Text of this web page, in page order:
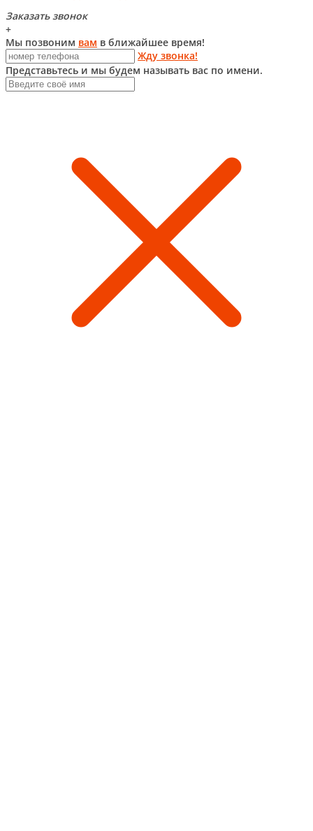
Заказать звонок
+
Мы позвоним вам в ближайшее время!
Жду звонка!
Представьтесь и мы будем называть вас по имени.